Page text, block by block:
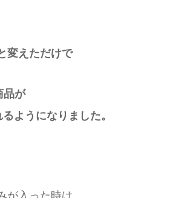
変えただけで
品が
ようになりました。